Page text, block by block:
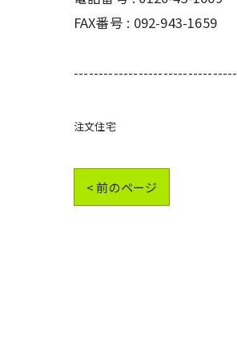
FAX番号 : 092-943-1659
注文住宅
< 前のページ